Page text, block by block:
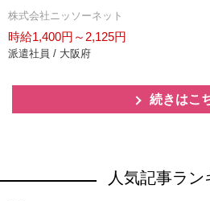
株式会社ニッソーネット
時給1,400円～2,125円
派遣社員 / 大阪府
続きはこ
人気記事ラン